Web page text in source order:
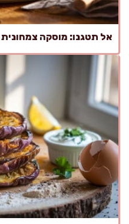
אל תטגנו: מוסקה